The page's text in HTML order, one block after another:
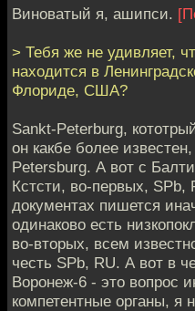
Виноватый я, ашипси.
> Тебя же не удивляет,
находится в
Флориде, США?
Sankt-Peterburg,
он какбе более
Petersburg. А вот с
Кстсти, во-первых,
документах пишется
одинаково есть
во-вторых, всем
честь SPb, RU. А вот в
Воронеж-6 - это вопрос
компетентные органы, я